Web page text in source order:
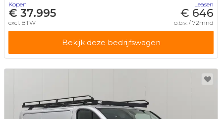
Kopen
€ 37.995
excl. BTW
Leasen
€ 646
o.b.v. / 72mnd
Bekijk deze bedrijfswagen